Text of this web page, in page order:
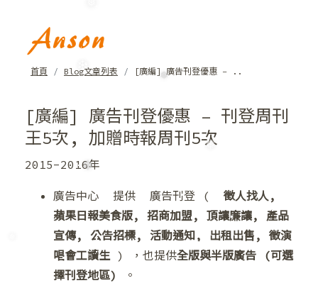
首頁 Blog文章列表 [廣編] 廣告刊登優惠 – ..
[廣編] 廣告刊登優惠 – 刊登周刊
王5次, 加贈時報周刊5次
2015-2016年
廣告中心 提供 廣告刊登 ( 徵人找人,
蘋果日報美食版, 招商加盟, 頂讓廉讓, 產品
宣傳, 公告招標, 活動通知, 出租出售, 徵演
唱會工讀生) ，也提供全版與半版廣告 (可選
擇刊登地區)
。
❄
❅
❅
❄
❅